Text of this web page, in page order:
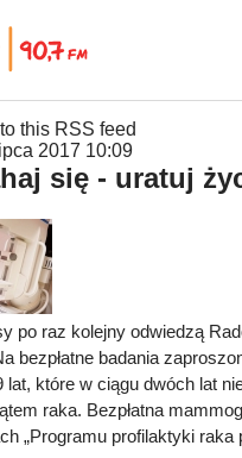
this RSS feed
2017 10:09
się - uratuj
po raz kolejny odwiedzą
bezpłatne badania
lat, które w ciągu dwóch lat
raka. Bezpłatna
„Programu profilaktyki raka